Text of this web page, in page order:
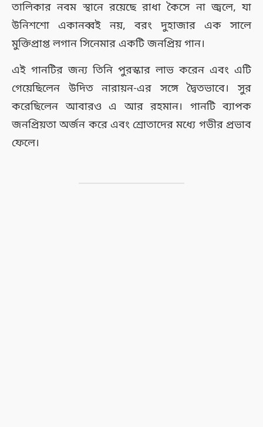
তালিকার নবম স্থানে রয়েছে রাধা কৈসে না জ্বলে, যা
উনিশশো একানব্বই নয়, বরং দুহাজার এক সালে
মুক্তিপ্রাপ্ত লগান সিনেমার একটি জনপ্রিয় গান।
এই গানটির জন্য তিনি পুরস্কার লাভ করেন এবং এটি
গেয়েছিলেন উদিত নারায়ন-এর সঙ্গে দ্বৈতভাবে। সুর
করেছিলেন আবারও এ আর রহমান। গানটি ব্যাপক
জনপ্রিয়তা অর্জন করে এবং শ্রোতাদের মধ্যে গভীর প্রভাব
ফেলে।